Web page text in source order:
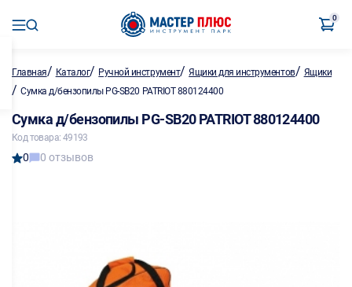
0
Главная/ Каталог/ Ручной инструмент/Ящики для инструментов/ Ящики
/ Сумка д/бензопилы PG-SB20 PATRIOT 880124400
Сумка д/бензопилы PG-SB20 PATRIOT 880124400
Код товара: 49193
0 0 отзывов